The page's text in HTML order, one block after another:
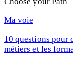
Ma voie
10 questions pour
métiers et les